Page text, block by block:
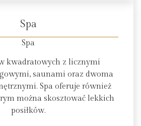
Spa
Spa
kwadratowych z licznymi
saunami oraz dwoma
Spa oferuje również
można skosztować lekkich
posiłków.